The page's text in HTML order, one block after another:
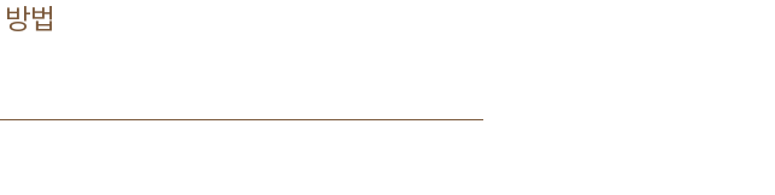
법